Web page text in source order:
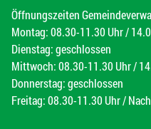
Öffnungszeiten
Montag: 08.30-11.30 Uhr /
Dienstag: geschlossen
Mittwoch: 08.30-11.30 Uhr /
Donnerstag: geschlossen
Freitag: 08.30-11.30 Uhr /